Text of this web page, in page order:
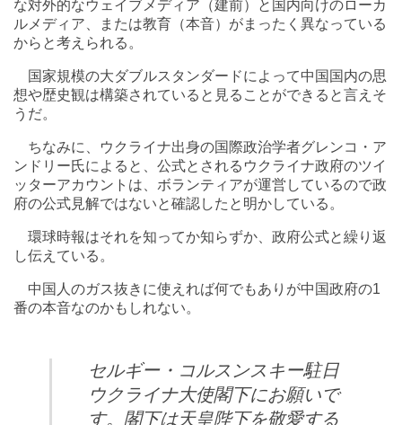
な対外的なウェイブメディア（建前）と国内向けのローカ
ルメディア、または教育（本音）がまったく異なっている
からと考えられる。
国家規模の大ダブルスタンダードによって中国国内の思
想や歴史観は構築されていると見ることができると言えそ
うだ。
ちなみに、ウクライナ出身の国際政治学者グレンコ・ア
ンドリー氏によると、公式とされるウクライナ政府のツイ
ッターアカウントは、ボランティアが運営しているので政
府の公式見解ではないと確認したと明かしている。
環球時報はそれを知ってか知らずか、政府公式と繰り返
し伝えている。
中国人のガス抜きに使えれば何でもありが中国政府の1
番の本音なのかもしれない。
セルギー・コルスンスキー駐日
ウクライナ大使閣下にお願いで
す。閣下は天皇陛下を敬愛する